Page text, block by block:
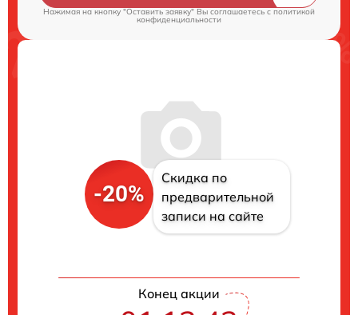
Нажимая на кнопку "Оставить заявку" Вы соглашаетесь c политикой
конфиденциальности
-20%
Скидка по
предварительной
записи на сайте
Конец акции